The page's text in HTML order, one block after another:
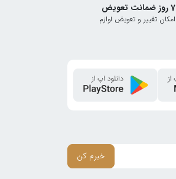
7 روز ضمانت تعویض
امکان تغییر و تعویض لوازم
خبرم کن